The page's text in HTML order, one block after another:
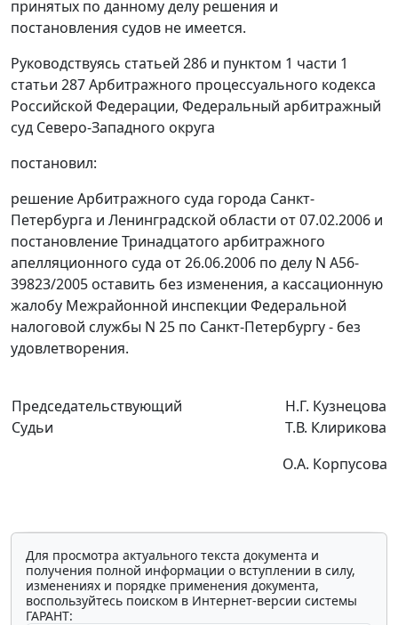
принятых по данному делу решения и
постановления судов не имеется.
Руководствуясь статьей 286 и пунктом 1 части 1
статьи 287Арбитражного процессуального кодекса
Российской Федерации, Федеральный арбитражный
суд Северо-Западного округа
постановил:
решение Арбитражного суда города Санкт-
Петербурга и Ленинградской области от 07.02.2006 и
постановление Тринадцатого арбитражного
апелляционного суда от 26.06.2006 по делу N А56-
39823/2005 оставить без изменения, а кассационную
жалобу Межрайонной инспекции Федеральной
налоговой службы N 25 по Санкт-Петербургу - без
удовлетворения.
Председательствующий
Судьи
Н.Г. Кузнецова
Т.В. Клирикова
О.А. Корпусова
Для просмотра актуального текста документа и
получения полной информации о вступлении в силу,
изменениях и порядке применения документа,
воспользуйтесь поиском в Интернет-версии системы
ГАРАНТ: